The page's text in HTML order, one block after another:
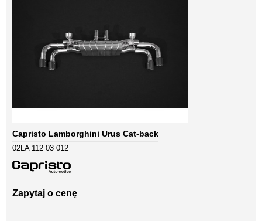
Capristo Lamborghini Urus Cat-back
02LA 112 03 012
Zapytaj o cenę